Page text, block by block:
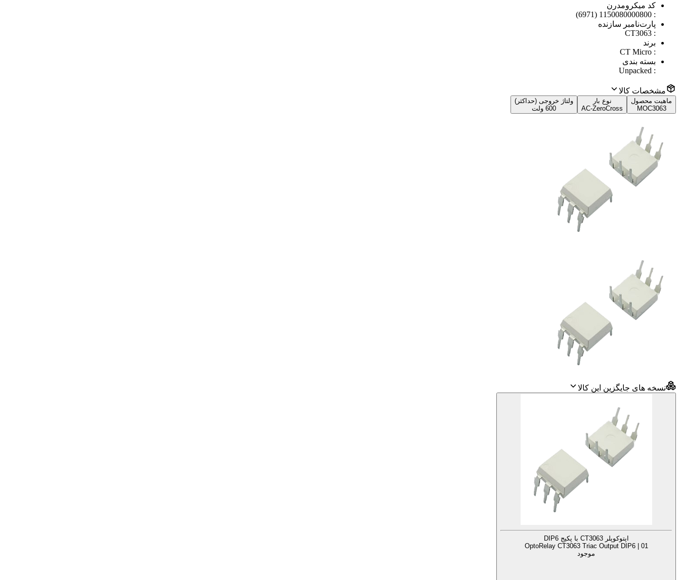
کد میکرومدرن
:
1150080000800 (6971)
پارت‌نامبر سازنده
:
CT3063
برند
:
CT Micro
بسته بندی
:
Unpacked
مشخصات کالا
ماهیت محصول
MOC3063
نوع بار
AC-ZeroCross
ولتاژ خروجی (حداکثر)
600 ولت
نسخه های جایگزین این کالا
اپتوکوپلر CT3063 با پکیج DIP6
OptoRelay CT3063 Triac Output DIP6 | 01
موجود